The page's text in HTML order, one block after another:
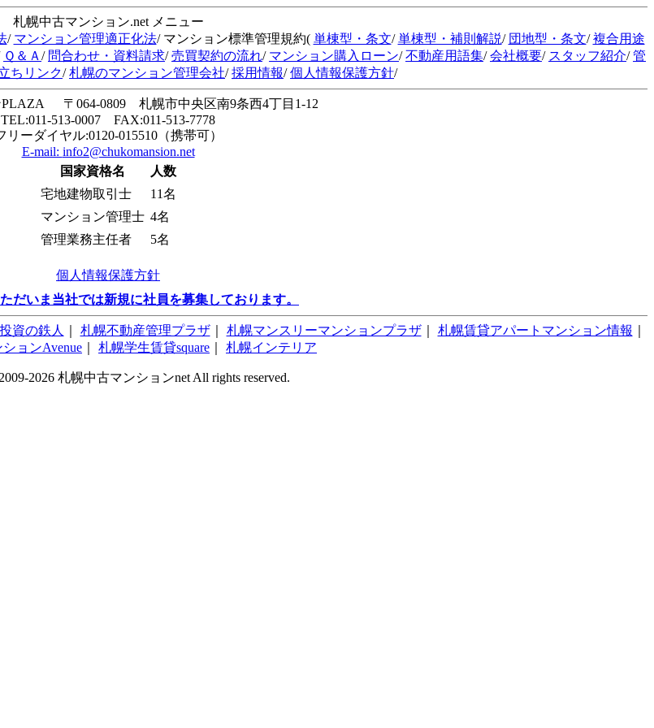
札幌中古マンション.net メニュー
/ マンション管理適正化法/ マンション標準管理規約( 単棟型・条文/単棟型・補則解説/ 団地型・条文/複合用途
Ｑ＆Ａ / 問合わせ・資料請求/売買契約の流れ/ マンション購入ローン/不動産用語集/会社概要/ スタッフ紹介/管
ちリンク/札幌のマンション管理会社/採用情報/個人情報保護方針/
PLAZA 〒064-0809 札幌市中央区南9条西4丁目1-12
TEL:011-513-0007 FAX:011-513-7778
リーダイヤル:0120-015510（携帯可）
E-mail: info2@chukomansion.net
国家資格名
人数
宅地建物取引士
11名
マンション管理士 4名
管理業務主任者
5名
個人情報保護方針
ただいま当社では新規に社員を募集しております。
資の鉄人 札幌不動産管理プラザ｜ 札幌マンスリーマンションプラザ｜ 札幌賃貸アパートマンション情報
ョンAvenue
札幌学生賃貸square 札幌インテリア
2026 札幌中古マンションnet All rights reserved.